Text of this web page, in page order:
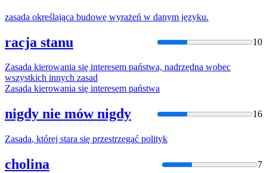
zasada określająca budowę wyrażeń w danym języku.
racja stanu 10
Zasada kierowania się interesem państwa, nadrzędna wobec
wszystkich innych zasad
Zasada kierowania się interesem państwa
nigdy nie mów nigdy 16
Zasada, której stara się przestrzegać polityk
cholina 7